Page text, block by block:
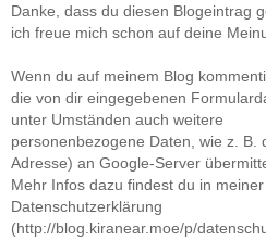
Danke, dass du diesen Blogeintrag
ich freue mich schon auf deine
Wenn du auf meinem Blog
die von dir eingegebenen
unter Umständen auch weitere
personenbezogene Daten, wie z. B.
Adresse) an Google-Server
Mehr Infos dazu findest du in meiner
Datenschutzerklärung
(http://blog.kiranear.moe/p/